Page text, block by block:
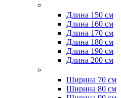
Длина 150 см
Длина 160 см
Длина 170 см
Длина 180 см
Длина 190 см
Длина 200 см
Ширина 70 см
Ширина 80 см